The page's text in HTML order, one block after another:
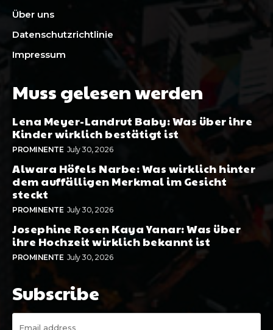
Über uns
Datenschutzrichtlinie
Impressum
Muss gelesen werden
Lena Meyer-Landrut Baby: Was über ihre
Kinder wirklich bestätigt ist
PROMINENTE July 30, 2026
Alwara Höfels Narbe: Was wirklich hinter
dem auffälligen Merkmal im Gesicht
steckt
PROMINENTE July 30, 2026
Josephine Rosen Kaya Yanar: Was über
ihre Hochzeit wirklich bekannt ist
PROMINENTE July 30, 2026
Subscribe